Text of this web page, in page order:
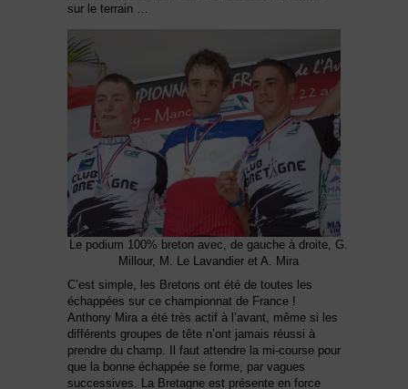
sur le terrain …
Le podium 100% breton avec, de gauche à droite, G.
Millour, M. Le Lavandier et A. Mira
C’est simple, les Bretons ont été de toutes les
échappées sur ce championnat de France !
Anthony Mira a été très actif à l’avant, même si les
différents groupes de tête n’ont jamais réussi à
prendre du champ. Il faut attendre la mi-course pour
que la bonne échappée se forme, par vagues
successives. La Bretagne est présente en force